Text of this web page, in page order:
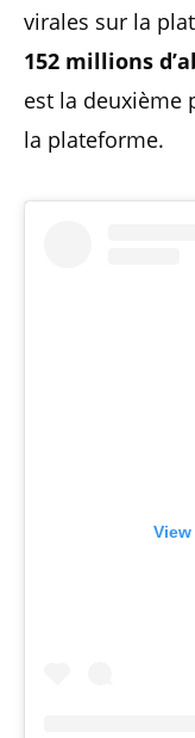
virales sur la
152 millions
est la deuxième
la plateforme.